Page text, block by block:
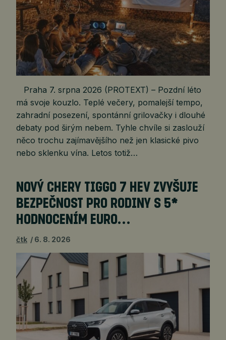
Praha 7. srpna 2026 (PROTEXT) – Pozdní léto
má svoje kouzlo. Teplé večery, pomalejší tempo,
zahradní posezení, spontánní grilovačky i dlouhé
debaty pod širým nebem. Tyhle chvíle si zaslouží
něco trochu zajímavějšího než jen klasické pivo
nebo sklenku vína. Letos totiž…
NOVÝ CHERY TIGGO 7 HEV ZVYŠUJE
BEZPEČNOST PRO RODINY S 5*
HODNOCENÍM EURO…
čtk 6. 8. 2026